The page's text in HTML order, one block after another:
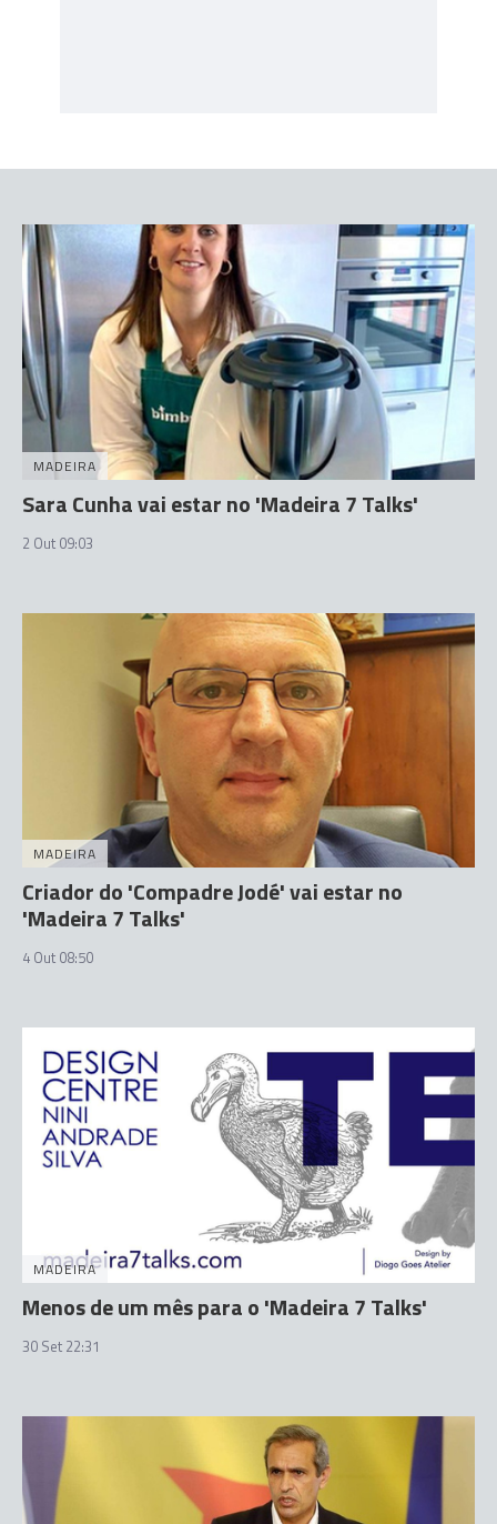
MADEIRA
Sara Cunha vai estar no 'Madeira 7 Talks'
2 Out 09:03
MADEIRA
Criador do 'Compadre Jodé' vai estar no
'Madeira 7 Talks'
4 Out 08:50
MADEIRA
Menos de um mês para o 'Madeira 7 Talks'
30 Set 22:31